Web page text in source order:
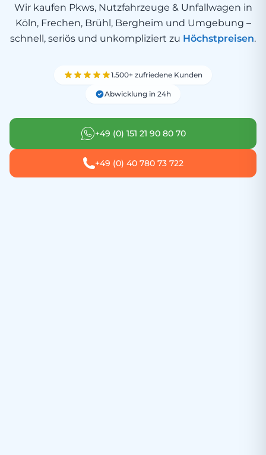
Wir kaufen Pkws, Nutzfahrzeuge & Unfallwagen in
Köln, Frechen, Brühl, Bergheim und Umgebung –
schnell, seriös und unkompliziert zu Höchstpreisen.
1.500+ zufriedene Kunden
Abwicklung in 24h
+49 (0) 151 21 90 80 70
+49 (0) 40 780 73 722